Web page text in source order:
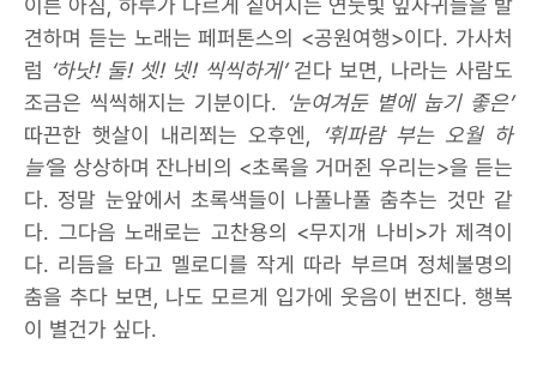
이른 아침, 하루가 다르게 짙어지는 연둣빛 잎사귀들을 발
견하며 듣는 노래는 페퍼톤스의 <공원여행>이다. 가사처
럼 ‘하낫! 둘! 셋! 넷! 씩씩하게’걷다 보면, 나라는 사람도
조금은 씩씩해지는 기분이다. ‘눈여겨둔 볕에 눕기 좋은’
따끈한 햇살이 내리쬐는 오후엔,
‘휘파람 부는 오월 하
늘’을 상상하며 잔나비의 <초록을 거머쥔 우리는>을 듣는
다. 정말 눈앞에서 초록색들이 나풀나풀 춤추는 것만 같
다. 그다음 노래로는 고찬용의 <무지개 나비>가 제격이
다. 리듬을 타고 멜로디를 작게 따라 부르며 정체불명의
춤을 추다 보면, 나도 모르게 입가에 웃음이 번진다. 행복
이 별건가 싶다.